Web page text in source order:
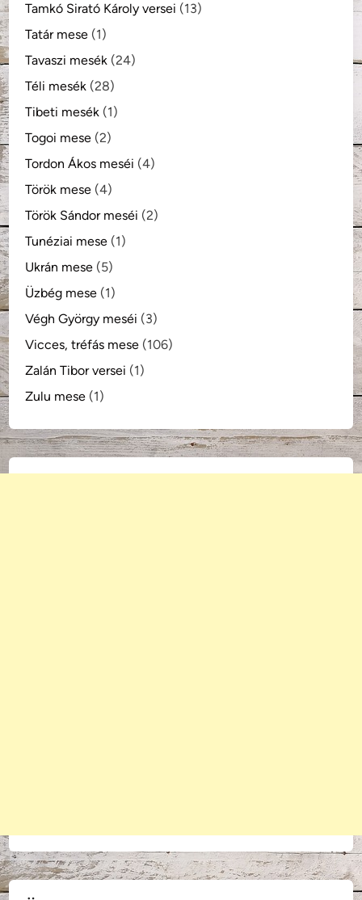
Tamkó Sirató Károly versei (13)
Tatár mese (1)
Tavaszi mesék (24)
Téli mesék (28)
Tibeti mesék (1)
Togoi mese (2)
Tordon Ákos meséi (4)
Török mese (4)
Török Sándor meséi (2)
Tunéziai mese (1)
Ukrán mese (5)
Üzbég mese (1)
Végh György meséi (3)
Vicces, tréfás mese (106)
Zalán Tibor versei (1)
Zulu mese (1)